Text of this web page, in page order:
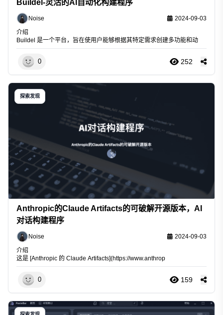
Buildel-灵活的AI自动化构建程序
Noise
2024-09-03
介绍
Buildel 是一个平台，旨在使用户能够根据其特定需求创建多功能和动
0 252
探索发现
Anthropic的Claude Artifacts的可破解开源版本，AI
对话构建程序
Noise
2024-09-03
介绍
这是 [Anthropic 的 Claude Artifacts](https://www.anthrop
0 159